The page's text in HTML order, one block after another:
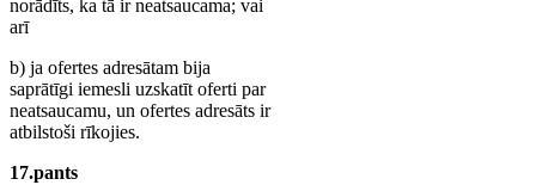
norādīts, ka tā ir neatsaucama; vai
arī
b) ja ofertes adresātam bija
saprātīgi iemesli uzskatīt oferti par
neatsaucamu, un ofertes adresāts ir
atbilstoši rīkojies.
17.pants